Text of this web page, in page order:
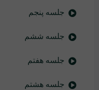
جلسه پنجم
جلسه ششم
جلسه هفتم
جلسه هشتم